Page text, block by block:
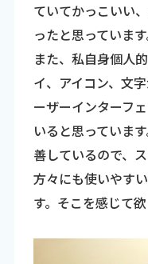
ていてかっこいい
ったと思っています
また、私自身個人
イ、アイコン、文
ーザーインターフ
いると思っていま
善しているので、
方々にも使いやす
す。そこを感じて欲